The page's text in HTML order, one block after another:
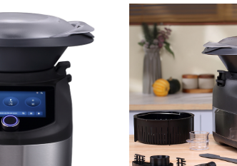
блендер,
Кухонный
Кухонный
De